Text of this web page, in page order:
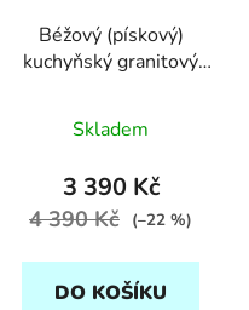
Béžový (pískový)
kuchyňský granitový
116
Skladem
3 390 Kč
4 390 Kč (–22 %)
DO KOŠÍKU